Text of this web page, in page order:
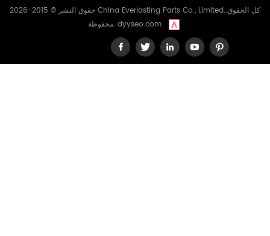
حقوق النشر © 2015-2026 China Everlasting Parts Co., Limited..كل الحقوق
محفوظة. dyyseo.com